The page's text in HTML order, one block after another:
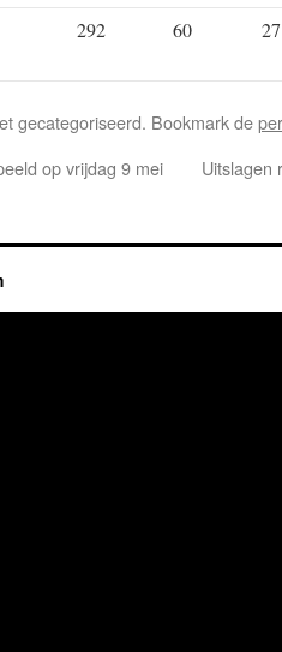
292 60 27
gecategoriseerd. Bookmark de
op vrijdag 9 mei
Uitslagen